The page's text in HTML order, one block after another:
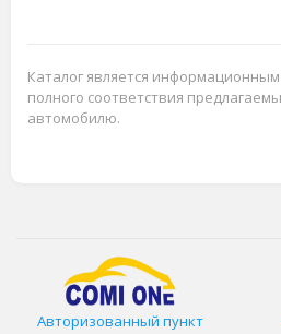
Каталог является
полного соответствия
автомобилю.
Авторизованный пункт